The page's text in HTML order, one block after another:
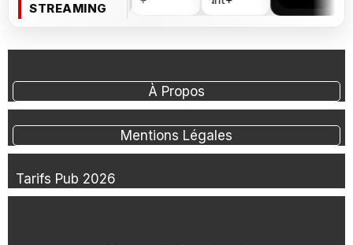
STREAMING
À Propos
Mentions Légales
Tarifs Pub 2026